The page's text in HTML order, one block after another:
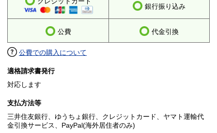
銀行振り込み
公費 代金引換
公費での購入について
適格請求書発行
対応します
支払方法等
三井住友銀行、ゆうちょ銀行、クレジットカード、ヤマト運輸代
金引換サービス、PayPal(海外居住者のみ)